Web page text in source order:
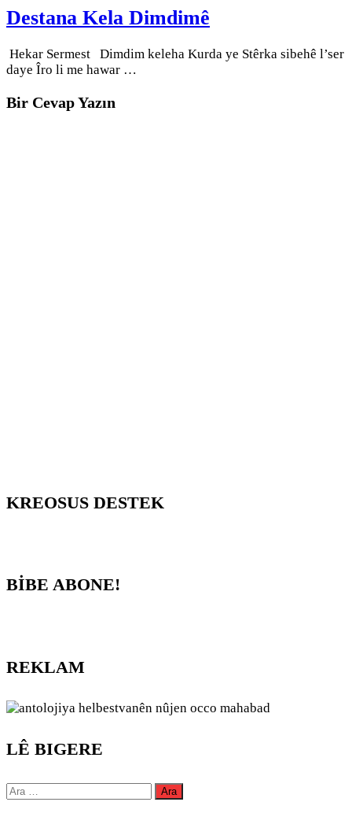
Destana Kela Dimdimê
Hekar Sermest Dimdim keleha Kurda ye Stêrka sibehê l’ser
daye Îro li me hawar …
Bir Cevap Yazın
KREOSUS DESTEK
BİBE ABONE!
REKLAM
LÊ BIGERE
Arama: